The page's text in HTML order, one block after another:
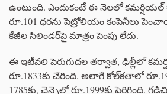
ఉంటుంది. ఎందుకంటే ఈ నెలలో కమర్షియల్
రూ.101 ధరను పెట్రోలియం కంపెనీలు
కేజీల సిలిండర్‌పై మాత్రం పెంపు లేదు.
ఈ ఇటీవలి పెరుగుదల తర్వాత, ఢిల్లీలో
రూ.1833కు చేరింది. అలాగే కోల్‌కతాలో
1785కు, చెన్నైలో రూ.1999కు పెరిగింది.